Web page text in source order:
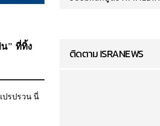
น" ที่ทิ้ง
ปรปรวน นี่
ติดตาม ISRANEWS